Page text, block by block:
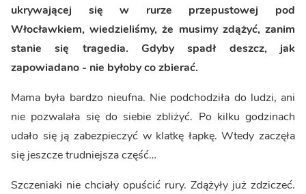
ukrywającej się w rurze przepustowej pod
Włocławkiem, wiedzieliśmy, że musimy zdążyć, zanim
stanie się tragedia. Gdyby spadł deszcz, jak
zapowiadano - nie byłoby co zbierać.
Mama była bardzo nieufna. Nie podchodziła do ludzi, ani
nie pozwalała się do siebie zbliżyć. Po kilku godzinach
udało się ją zabezpieczyć w klatkę łapkę. Wtedy zaczęła
się jeszcze trudniejsza część…
Szczeniaki nie chciały opuścić rury. Zdążyły już zdziczeć.